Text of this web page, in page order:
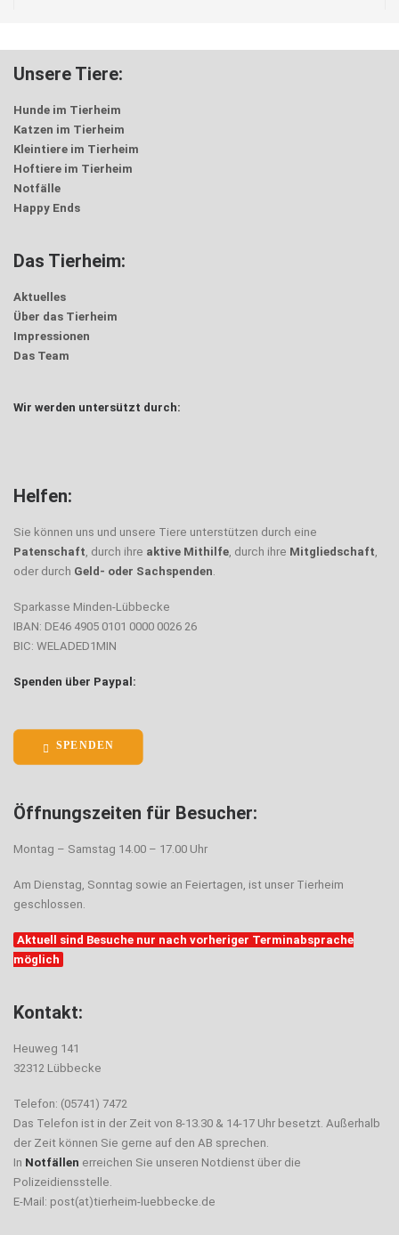
Unsere Tiere:
Hunde im Tierheim
Katzen im Tierheim
Kleintiere im Tierheim
Hoftiere im Tierheim
Notfälle
Happy Ends
Das Tierheim:
Aktuelles
Über das Tierheim
Impressionen
Das Team
Wir werden untersützt durch:
Helfen:
Sie können uns und unsere Tiere unterstützen durch eine
Patenschaft, durch ihre aktive Mithilfe, durch ihre Mitgliedschaft,
oder durch Geld- oder Sachspenden.
Sparkasse Minden-Lübbecke
IBAN: DE46 4905 0101 0000 0026 26
BIC: WELADED1MIN
Spenden über Paypal:
SPENDEN
Öffnungszeiten für Besucher:
Montag – Samstag 14.00 – 17.00 Uhr
Am Dienstag, Sonntag sowie an Feiertagen, ist unser Tierheim
geschlossen.
Aktuell sind Besuche nur nach vorheriger Terminabsprache
möglich
Kontakt:
Heuweg 141
32312 Lübbecke
Telefon: (05741) 7472
Das Telefon ist in der Zeit von 8-13.30 & 14-17 Uhr besetzt. Außerhalb
der Zeit können Sie gerne auf den AB sprechen.
In Notfällen erreichen Sie unseren Notdienst über die
Polizeidiensstelle.
E-Mail: post(at)tierheim-luebbecke.de